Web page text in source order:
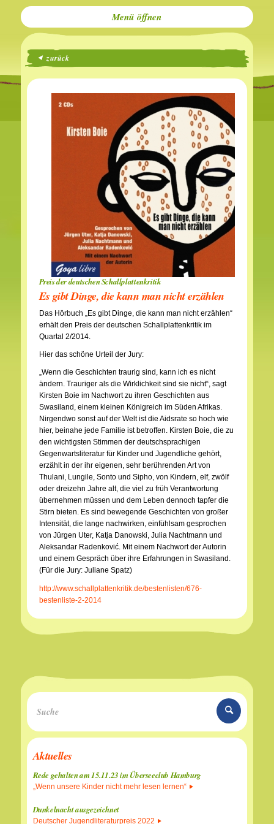
Menü
zurück
Preis der deutschen Schallplattenkritik
Es gibt Dinge, die kann man nicht erzählen
Das Hörbuch „Es gibt Dinge, die kann man nicht erzählen“
erhält den Preis der deutschen Schallplattenkritik im
Quartal 2/2014.
Hier das schöne Urteil der Jury:
„Wenn die Geschichten traurig sind, kann ich es nicht
ändern. Trauriger als die Wirklichkeit sind sie nicht“, sagt
Kirsten Boie im Nachwort zu ihren Geschichten aus
Swasiland, einem kleinen Königreich im Süden Afrikas.
Nirgendwo sonst auf der Welt ist die Aidsrate so hoch wie
hier, beinahe jede Familie ist betroffen. Kirsten Boie, die zu
den wichtigsten Stimmen der deutschsprachigen
Gegenwartsliteratur für Kinder und Jugendliche gehört,
erzählt in der ihr eigenen, sehr berührenden Art von
Thulani, Lungile, Sonto und Sipho, von Kindern, elf, zwölf
oder dreizehn Jahre alt, die viel zu früh Verantwortung
übernehmen müssen und dem Leben dennoch tapfer die
Stirn bieten. Es sind bewegende Geschichten von großer
Intensität, die lange nachwirken, einfühlsam gesprochen
von Jürgen Uter, Katja Danowski, Julia Nachtmann und
Aleksandar Radenković. Mit einem Nachwort der Autorin
und einem Gespräch über ihre Erfahrungen in Swasiland.
(Für die Jury: Juliane Spatz)
http://www.schallplattenkritik.de/bestenlisten/676-
bestenliste-2-2014
Aktuelles
Rede gehalten am 15.11.23 im Überseeclub Hamburg
„Wenn unsere Kinder nicht mehr lesen lernen“
Dunkelnacht ausgezeichnet
Deutscher Jugendliteraturpreis 2022